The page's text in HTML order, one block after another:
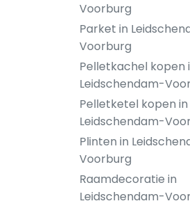
Voorburg
Parket in
Voorburg
Pelletkachel kopen
Leidschendam-
Pelletketel kopen in
Leidschendam-
Plinten in
Voorburg
Raamdecoratie in
Leidschendam-